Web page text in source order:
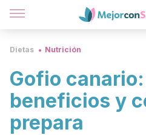
Dietas Nutrición
Gofio
beneficios y
prepara